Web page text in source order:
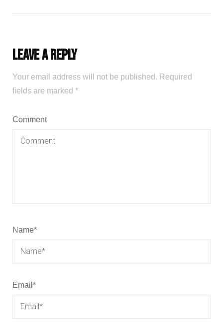
Leave a Reply
Your email address will not be published. Required
fields are marked *
Comment
Name*
Email *